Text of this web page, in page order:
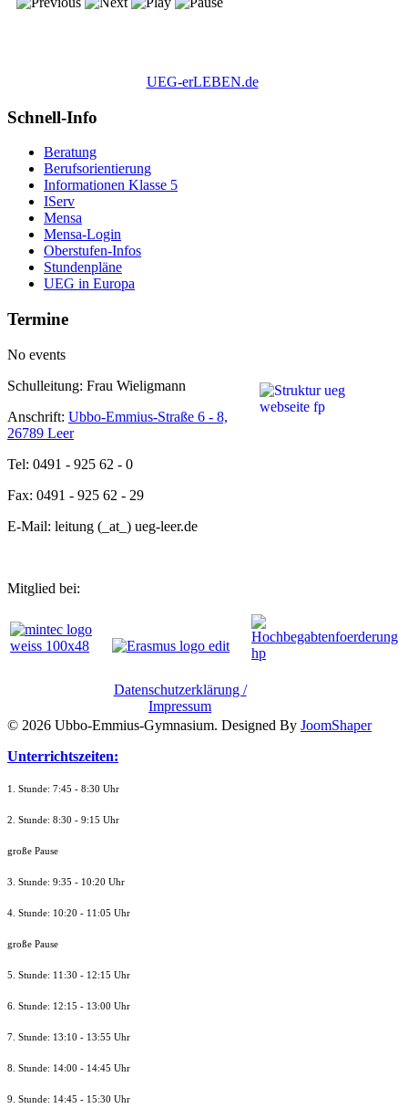
UEG-erLEBEN.de
Schnell-Info
Beratung
Berufsorientierung
Informationen Klasse 5
IServ
Mensa
Mensa-Login
Oberstufen-Infos
Stundenpläne
UEG in Europa
Termine
No events
Schulleitung: Frau Wieligmann
Anschrift: Ubbo-Emmius-Straße 6 - 8,
26789 Leer
Tel: 0491 - 925 62 - 0
Fax: 0491 - 925 62 - 29
E-Mail: leitung (_at_) ueg-leer.de
Mitglied bei:
Datenschutzerklärung /
Impressum
© 2026 Ubbo-Emmius-Gymnasium. Designed By JoomShaper
Unterrichtszeiten:
1. Stunde: 7:45 - 8:30 Uhr
2. Stunde: 8:30 - 9:15 Uhr
große Pause
3. Stunde: 9:35 - 10:20 Uhr
4. Stunde: 10:20 - 11:05 Uhr
große Pause
5. Stunde: 11:30 - 12:15 Uhr
6. Stunde: 12:15 - 13:00 Uhr
7. Stunde: 13:10 - 13:55 Uhr
8. Stunde: 14:00 - 14:45 Uhr
9. Stunde: 14:45 - 15:30 Uhr